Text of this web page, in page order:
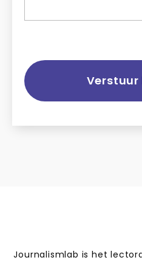
Journalismlab is het